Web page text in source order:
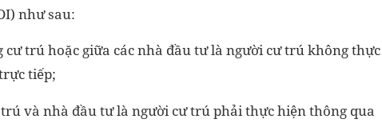
như sau:
cư trú hoặc giữa các nhà đầu tư là người cư trú không thực
tiếp;
và nhà đầu tư là người cư trú phải thực hiện thông qua